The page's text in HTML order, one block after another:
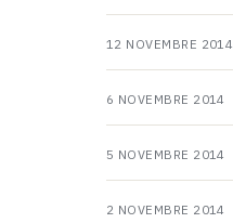
12 NOVEMBRE 2014
6 NOVEMBRE 2014
5 NOVEMBRE 2014
2 NOVEMBRE 2014